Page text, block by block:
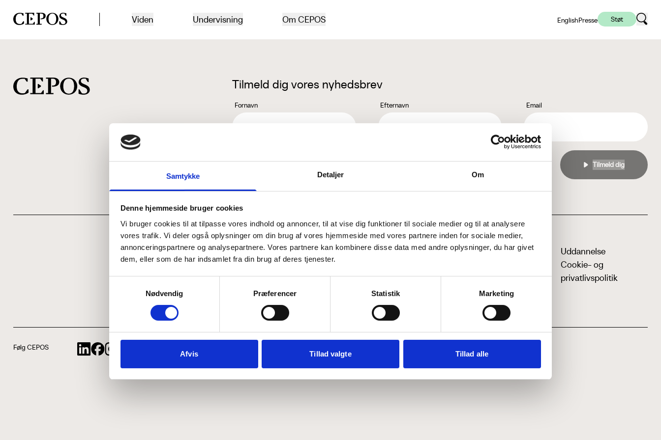
Samtykke Detaljer Om
Denne hjemmeside bruger cookies
Vi bruger cookies til at tilpasse vores indhold og annoncer, til at vise dig funktioner til sociale medier og til at analysere
vores trafik. Vi deler også oplysninger om din brug af vores hjemmeside med vores partnere inden for sociale medier,
annonceringspartnere og analysepartnere. Vores partnere kan kombinere disse data med andre oplysninger, du har givet
dem, eller som de har indsamlet fra din brug af deres tjenester.
Nødvendig
Præferencer Statistik Marketing
Afvis Tillad valgte Tillad alle
CEPOS logo Viden Undervisning Om CEPOS EnglishPresse Støt
Tilmeld dig vores nyhedsbrev
Fornavn Efternavn Email
Jeg accepterer behandlingen af mine personoplysninger i henhold tilprivatlivspolitikken
Hvem er CEPOS
Vores værdier
Medarbejdere
Kontakt
Analyser
ABCepos
Podcast
Uddannelse
Cookie- og
privatlivspolitik
Følg CEPOS